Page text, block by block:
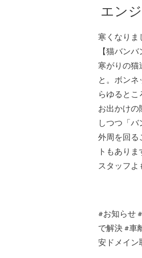
エン
寒くなりま
【猫バン
寒がりの猫
と。ボンネ
らゆるとこ
お出かけの
しつつ「バ
外周を回る
トもありま
スタッフよ
#お知らせ #
で解決 #車
安ドメイン